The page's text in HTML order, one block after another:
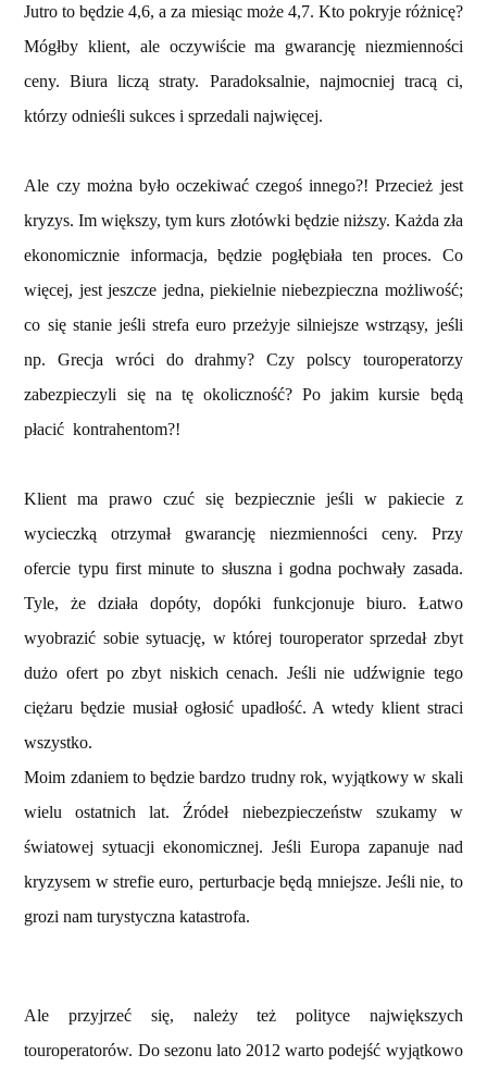
Jutro to będzie 4,6, a za miesiąc może 4,7. Kto pokryje różnicę?
Mógłby klient, ale oczywiście ma gwarancję niezmienności
ceny. Biura liczą straty. Paradoksalnie, najmocniej tracą ci,
którzy odnieśli sukces i sprzedali najwięcej.
Ale czy można było oczekiwać czegoś innego?! Przecież jest
kryzys. Im większy, tym kurs złotówki będzie niższy. Każda zła
ekonomicznie informacja, będzie pogłębiała ten proces. Co
więcej, jest jeszcze jedna, piekielnie niebezpieczna możliwość;
co się stanie jeśli strefa euro przeżyje silniejsze wstrząsy, jeśli
np. Grecja wróci do drahmy? Czy polscy touroperatorzy
zabezpieczyli się na tę okoliczność? Po jakim kursie będą
płacić kontrahentom?!
Klient ma prawo czuć się bezpiecznie jeśli w pakiecie z
wycieczką otrzymał gwarancję niezmienności ceny. Przy
ofercie typu first minute to słuszna i godna pochwały zasada.
Tyle, że działa dopóty, dopóki funkcjonuje biuro. Łatwo
wyobrazić sobie sytuację, w której touroperator sprzedał zbyt
dużo ofert po zbyt niskich cenach. Jeśli nie udźwignie tego
ciężaru będzie musiał ogłosić upadłość. A wtedy klient straci
wszystko.
Moim zdaniem to będzie bardzo trudny rok, wyjątkowy w skali
wielu ostatnich lat. Źródeł niebezpieczeństw szukamy w
światowej sytuacji ekonomicznej. Jeśli Europa zapanuje nad
kryzysem w strefie euro, perturbacje będą mniejsze. Jeśli nie, to
grozi nam turystyczna katastrofa.
Ale przyjrzeć się, należy też polityce największych
touroperatorów. Do sezonu lato 2012 warto podejść wyjątkowo